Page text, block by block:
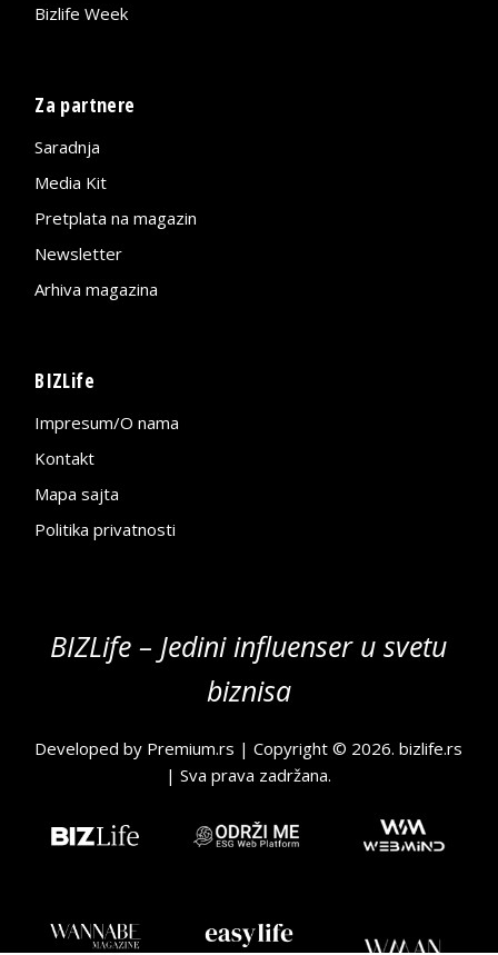
Bizlife Week
Za partnere
Saradnja
Media Kit
Pretplata na magazin
Newsletter
Arhiva magazina
BIZLife
Impresum/O nama
Kontakt
Mapa sajta
Politika privatnosti
BIZLife – Jedini influenser u svetu
biznisa
Developed by Premium.rs | Copyright © 2026.bizlife.rs
| Sva prava zadržana.